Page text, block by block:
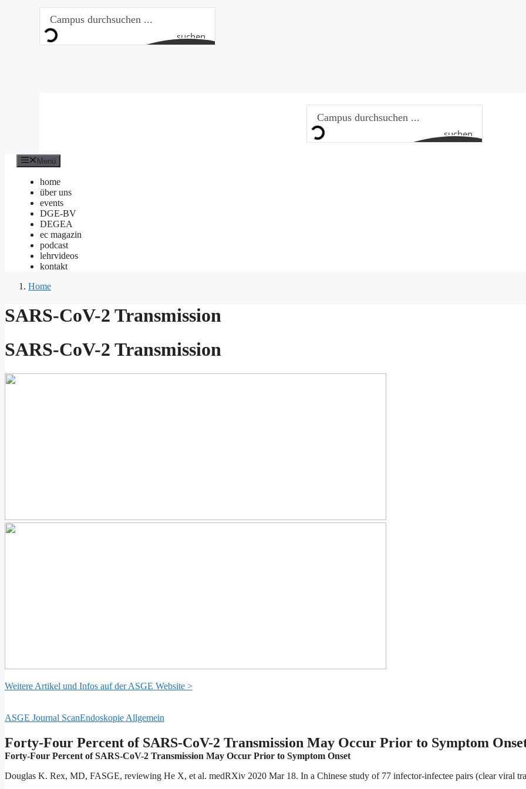
suchen
suchen
Menü
home
über uns
events
DGE-BV
DEGEA
ec magazin
podcast
lehrvideos
kontakt
Home
SARS-CoV-2 Transmission
SARS-CoV-2 Transmission
Weitere Artikel und Infos auf der ASGE Website >
ASGE Journal ScanEndoskopie Allgemein
Forty-Four Percent of SARS-CoV-2 Transmission May Occur Prior to Symptom
Forty-Four Percent of SARS-CoV-2 Transmission May Occur Prior to Symptom Onset
Douglas K. Rex, MD, FASGE, reviewing He X, et al. medRXiv 2020 Mar 18. In a Chinese study of 77 infector-infectee pairs (clear viral